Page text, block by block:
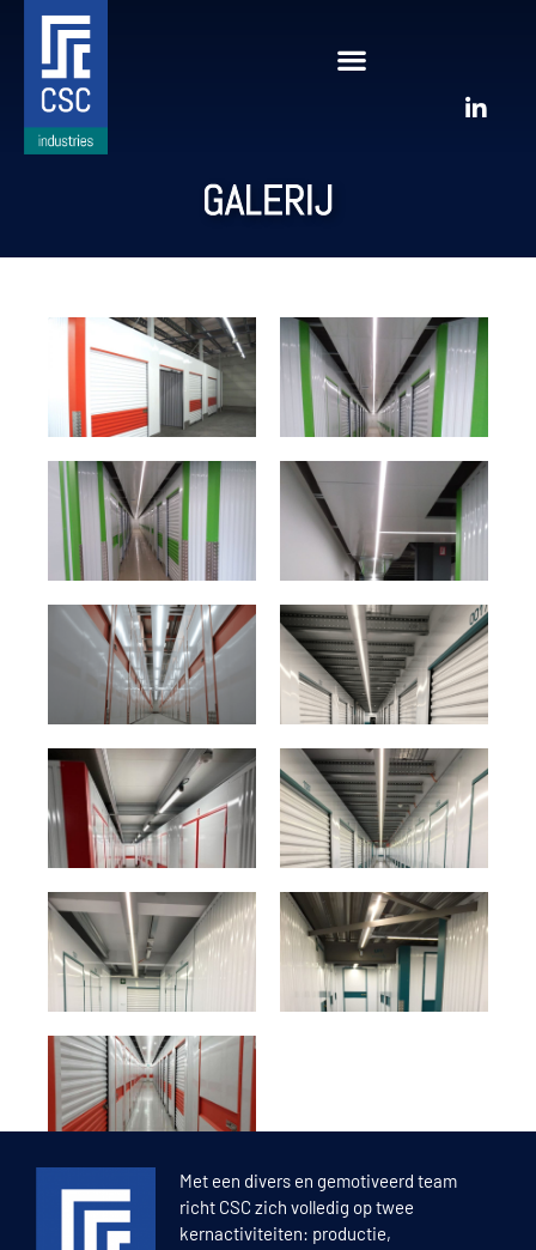
GALERIJ
Met een divers en gemotiveerd team
richt CSC zich volledig op twee
kernactiviteiten: productie,